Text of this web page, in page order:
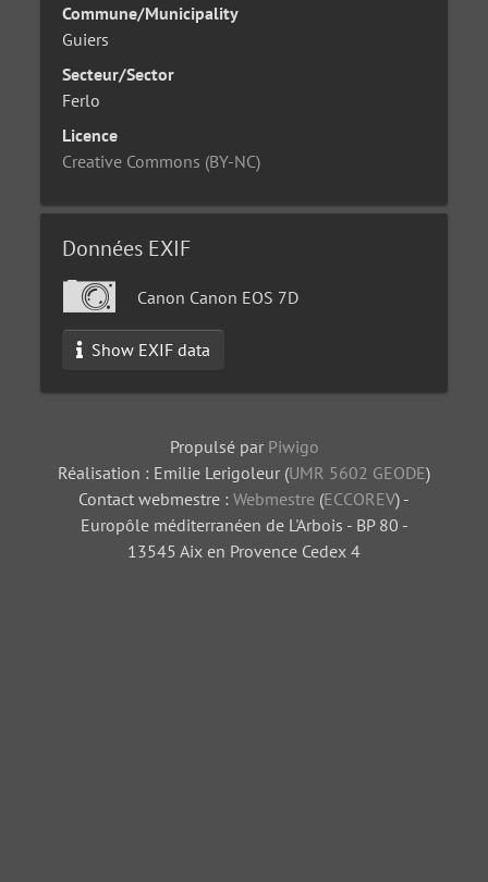
Commune/Municipality
Guiers
Secteur/Sector
Ferlo
Licence
Creative Commons (BY-NC)
Données EXIF
Canon Canon EOS 7D
Show EXIF data
Propulsé par Piwigo
Réalisation : Emilie Lerigoleur (UMR 5602 GEODE)
Contact webmestre : Webmestre (ECCOREV) -
Europôle méditerranéen de L'Arbois - BP 80 -
13545 Aix en Provence Cedex 4